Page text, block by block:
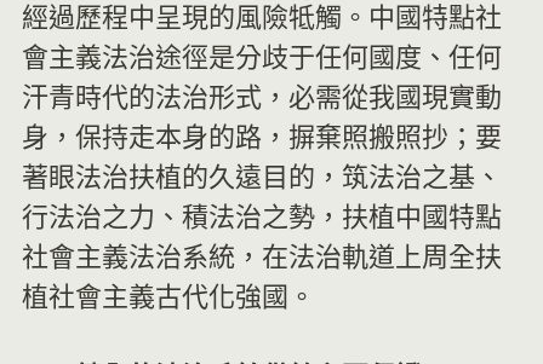
經過歷程中呈現的風險牴觸。中國特點社
會主義法治途徑是分歧于任何國度、任何
汗青時代的法治形式，必需從我國現實動
身，保持走本身的路，摒棄照搬照抄；要
著眼法治扶植的久遠目的，筑法治之基、
行法治之力、積法治之勢，扶植中國特點
社會主義法治系統，在法治軌道上周全扶
植社會主義古代化強國。